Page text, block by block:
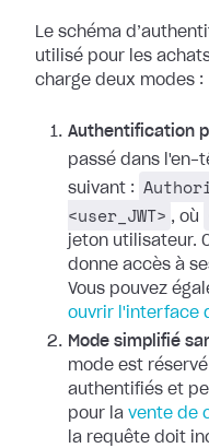
Le schéma
utilisé pour les
charge deux modes :
Authentification
passé dans l'en-
suivant :
<user_JWT> , où
jeton utilisateur.
donne accès à
Vous pouvez
ouvrir l'interface
Mode simplifié
mode est
authentifiés et
pour la vente de
la requête doit